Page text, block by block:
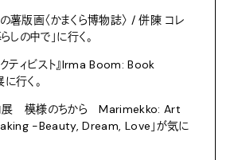
薯版画〈かまくら博物誌〉 / 併陳 コレ
しの中で」に行く。
クティビスト』Irma Boom: Book
行く。
コ展 模様のちから Marimekko: Art
-Beauty, Dream, Love」が気に